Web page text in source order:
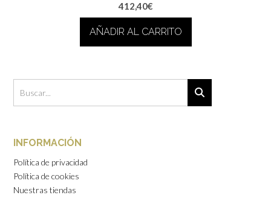
412,40€
AÑADIR AL CARRITO
INFORMACIÓN
Política de privacidad
Política de cookies
Nuestras tiendas